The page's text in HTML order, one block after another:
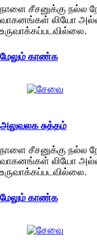
நாளை சீசனுக்கு நல்ல
வாகனங்கள் லியோ
உருவாக்கப்படவில்லை.
மேலும் காண்க
அலுவலக சுத்தம்
நாளை சீசனுக்கு நல்ல
வாகனங்கள் லியோ
உருவாக்கப்படவில்லை.
மேலும் காண்க